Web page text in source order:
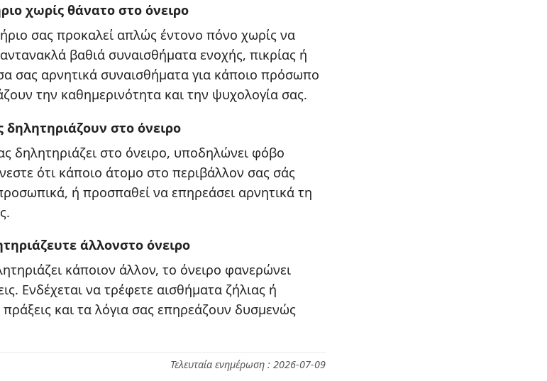
χωρίς θάνατο στο όνειρο
σας προκαλεί απλώς έντονο πόνο χωρίς να
βαθιά συναισθήματα ενοχής, πικρίας ή
σας αρνητικά συναισθήματα για κάποιο πρόσωπο
την καθημερινότητα και την ψυχολογία σας.
δηλητηριάζουν στο όνειρο
δηλητηριάζει στο όνειρο, υποδηλώνει φόβο
ότι κάποιο άτομο στο περιβάλλον σας σάς
ή προσπαθεί να επηρεάσει αρνητικά τη
άλλονστο όνειρο
κάποιον άλλον, το όνειρο φανερώνει
Ενδέχεται να τρέφετε αισθήματα ζήλιας ή
πράξεις και τα λόγια σας επηρεάζουν δυσμενώς
Τελευταία ενημέρωση : 2026-07-09